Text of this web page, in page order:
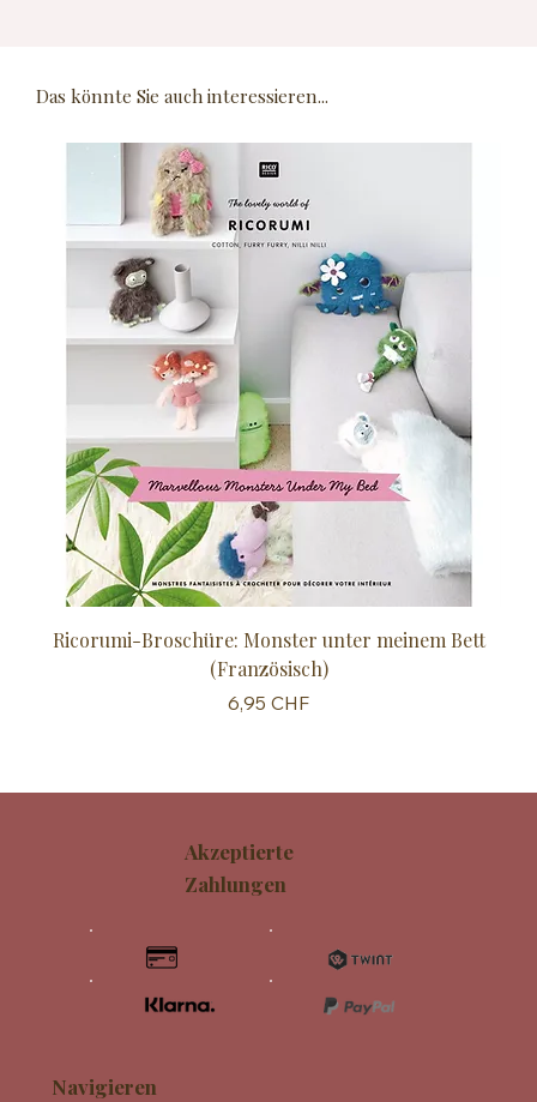
Das könnte Sie auch interessieren...
Ricorumi-Broschüre: Monster unter meinem Bett
(Französisch)
Preis
6,95 CHF
Navigieren
Akzeptierte
Zahlungen